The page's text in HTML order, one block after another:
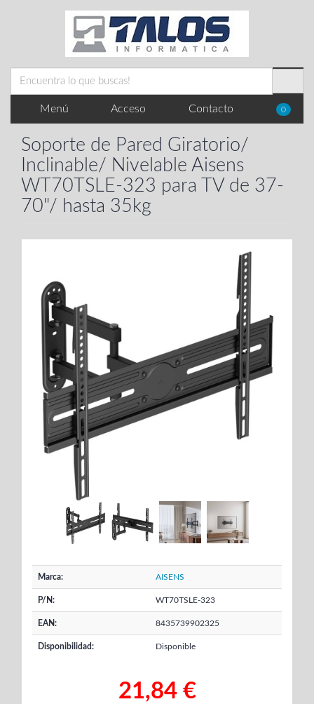
Menú Acceso Contacto 0
Soporte de Pared Giratorio/
Inclinable/ Nivelable Aisens
WT70TSLE-323 para TV de 37-
70"/ hasta 35kg
Marca: AISENS
P/N: WT70TSLE-323
EAN: 8435739902325
Disponibilidad: Disponible
21,84 €